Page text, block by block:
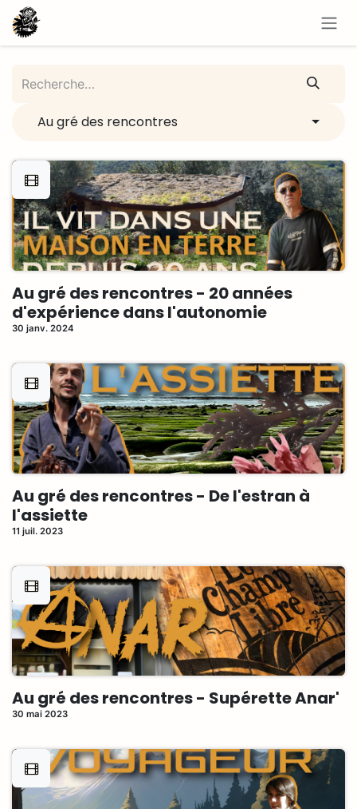
Se rendre au contenu
Au gré des rencontres
Au gré des rencontres - 20 années
d'expérience dans l'autonomie
30 janv. 2024
Au gré des rencontres - De l'estran à
l'assiette
11 juil. 2023
Au gré des rencontres - Supérette Anar'
30 mai 2023